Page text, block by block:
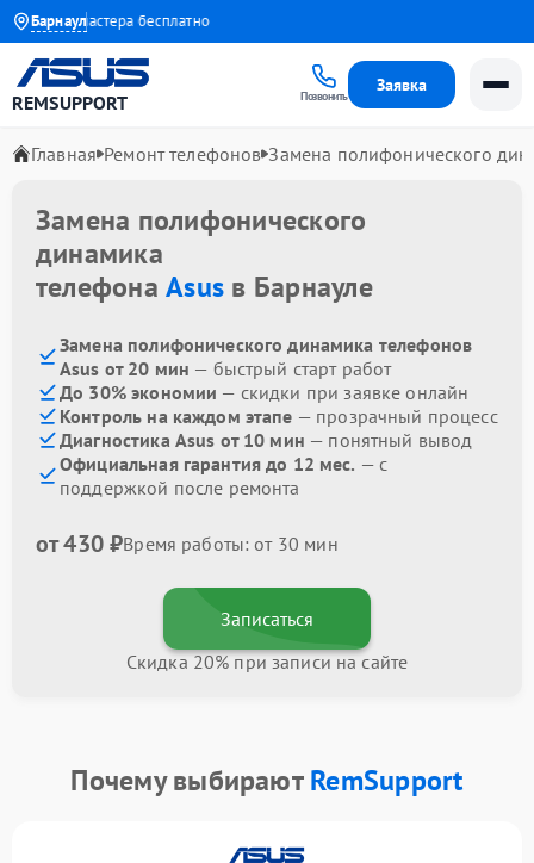
Барнаул
Выезд мастера бесплатно
REMSUPPORT Позвонить
Заявка
Главная Ремонт телефонов Замена полифонического
Замена полифонического
динамика
телефонаAsus в Барнауле
Замена полифонического динамика телефонов
Asus от 20 мин — быстрый старт работ
До 30% экономии — скидки при заявке онлайн
Контроль на каждом этапе — прозрачный процесс
Диагностика Asus от 10 мин — понятный вывод
Официальная гарантия до 12 мес. — с
поддержкой после ремонта
от 430 ₽Время работы: от 30 мин
Записаться
Скидка 20% при записи на сайте
Почему выбираютRemSupport